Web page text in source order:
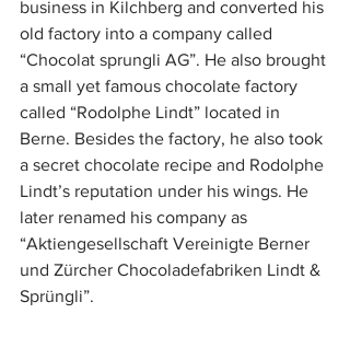
business in Kilchberg and converted his
old factory into a company called
“Chocolat sprungli AG”. He also brought
a small yet famous chocolate factory
called “Rodolphe Lindt” located in
Berne. Besides the factory, he also took
a secret chocolate recipe and Rodolphe
Lindt’s reputation under his wings. He
later renamed his company as
“Aktiengesellschaft Vereinigte Berner
und Zürcher Chocoladefabriken Lindt &
Sprüngli”.